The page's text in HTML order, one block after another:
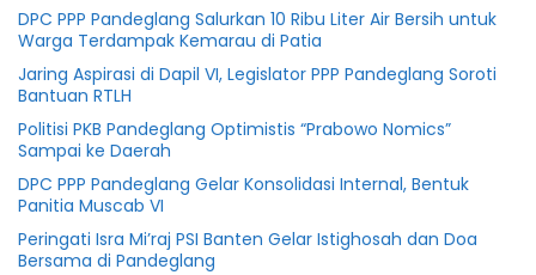
DPC PPP Pandeglang Salurkan 10 Ribu Liter Air Bersih untuk
Warga Terdampak Kemarau di Patia
Jaring Aspirasi di Dapil VI, Legislator PPP Pandeglang Soroti
Bantuan RTLH
Politisi PKB Pandeglang Optimistis “Prabowo Nomics”
Sampai ke Daerah
DPC PPP Pandeglang Gelar Konsolidasi Internal, Bentuk
Panitia Muscab VI
Peringati Isra Mi’raj PSI Banten Gelar Istighosah dan Doa
Bersama di Pandeglang